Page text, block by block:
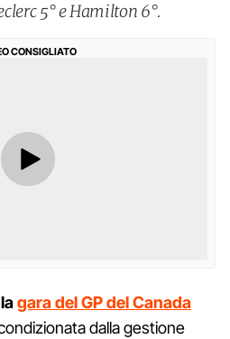
5° e Hamilton 6°.
CONSIGLIATO
gara del GP del Canada
dalla gestione